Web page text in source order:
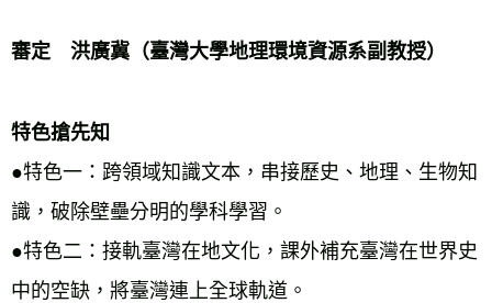
審定　洪廣冀（臺灣大學地理環境資源系副教授）
特色搶先知
●特色一：跨領域知識文本，串接歷史、地理、生物知
識，破除壁壘分明的學科學習。
●特色二：接軌臺灣在地文化，課外補充臺灣在世界史
中的空缺，將臺灣連上全球軌道。